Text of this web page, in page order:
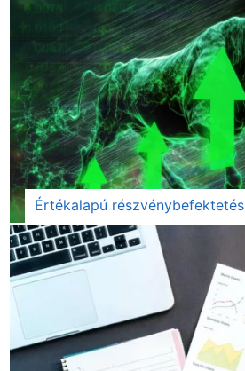
Értékalapú részvénybefektetés